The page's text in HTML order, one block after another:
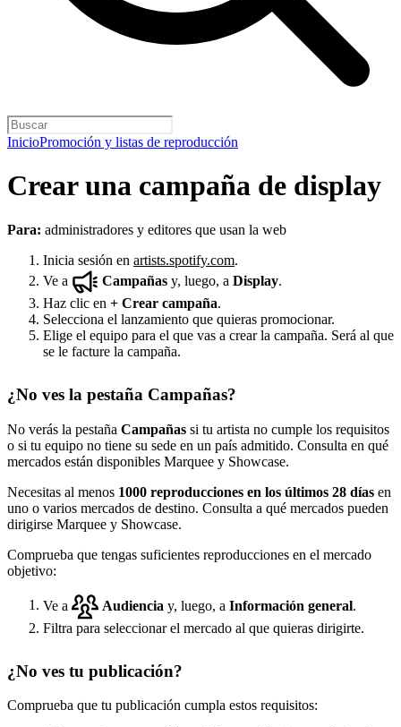
InicioPromoción y listas de reproducción
Crear una campaña de display
Para: administradores y editores que usan la web
Inicia sesión en artists.spotify.com.
Ve a
Campañas y, luego, a Display.
Haz clic en + Crear campaña.
Selecciona el lanzamiento que quieras promocionar.
Elige el equipo para el que vas a crear la campaña. Será al que
se le facture la campaña.
¿No ves la pestaña Campañas?
No verás la pestaña Campañas si tu artista no cumple los requisitos
o si tu equipo no tiene su sede en un país admitido. Consulta en qué
mercados están disponibles Marquee y Showcase.
Necesitas al menos 1000 reproducciones en los últimos 28 días en
uno o varios mercados de destino. Consulta a qué mercados pueden
dirigirse Marquee y Showcase.
Comprueba que tengas suficientes reproducciones en el mercado
objetivo:
Ve a Audiencia y, luego, a Información general
Filtra para seleccionar el mercado al que quieras dirigirte.
¿No ves tu publicación?
Comprueba que tu publicación cumpla estos requisitos: